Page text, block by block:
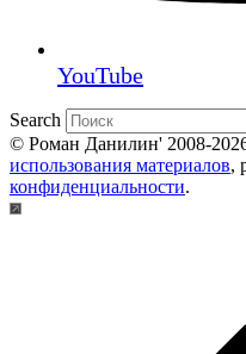
YouTube
Search
© Роман Данилин' 2008-
использования материалов,
конфиденциальности.